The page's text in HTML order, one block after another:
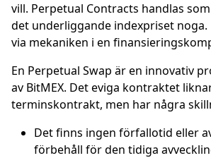
vill. Perpetual Contracts handlas
det underliggande indexpriset
via mekaniken i en
En Perpetual Swap är en innovativ
av BitMEX. Det eviga kontraktet
terminskontrakt, men har några
Det finns ingen förfallotid eller
förbehåll för den tidiga